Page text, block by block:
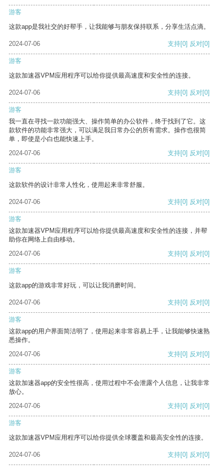
游客
这款app是我社交的好帮手，让我能够与朋友保持联系，分享生活点滴。
2024-07-06 支持[0] 反对[0]
游客
这款加速器VPM应用程序可以给你提供最高速度和安全性的连接。
2024-07-06 支持[0] 反对[0]
游客
我一直在寻找一款功能强大、操作简单的办公软件，终于找到了它。这
款软件的功能非常强大，可以满足我日常办公的所有需求。操作也很简
单，即使是小白也能快速上手。
2024-07-06
支持[0] 反对[0]
游客
这款软件的设计非常人性化，使用起来非常舒服。
2024-07-06 支持[0] 反对[0]
游客
这款加速器VPM应用程序可以给你提供最高速度和安全性的连接，并帮
助你在网络上自由移动。
2024-07-06
支持[0] 反对[0]
游客
这款app的游戏非常好玩，可以让我消磨时间。
2024-07-06 支持[0] 反对[0]
游客
这款app的用户界面简洁明了，使用起来非常容易上手，让我能够快速熟
悉操作。
2024-07-06
支持[0] 反对[0]
游客
这款加速器app的安全性很高，使用过程中不会泄露个人信息，让我非常
放心。
2024-07-06
支持[0] 反对[0]
游客
这款加速器VPM应用程序可以给你提供全球覆盖和最高安全性的连接。
2024-07-06 支持[0] 反对[0]